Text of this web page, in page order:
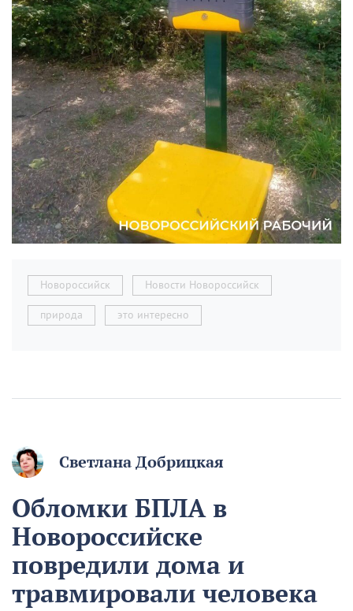
Новороссийск Новости Новороссийск
природа это интересно
Светлана Добрицкая
Обломки БПЛА в
Новороссийске
повредили дома и
травмировали человека